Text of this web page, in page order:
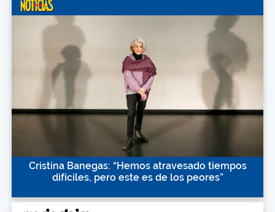
Cristina Banegas: “Hemos atravesado tiempos
difíciles, pero este es de los peores”